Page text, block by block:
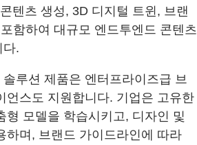
텐츠 생성, 3D 디지털 트윈, 브랜
함하여 대규모 엔드투엔드 콘텐츠
다.
루션 제품은 엔터프라이즈급 브
언스도 지원합니다. 기업은 고유한
형 모델을 학습시키고, 디자인 및
하며, 브랜드 가이드라인에 따라